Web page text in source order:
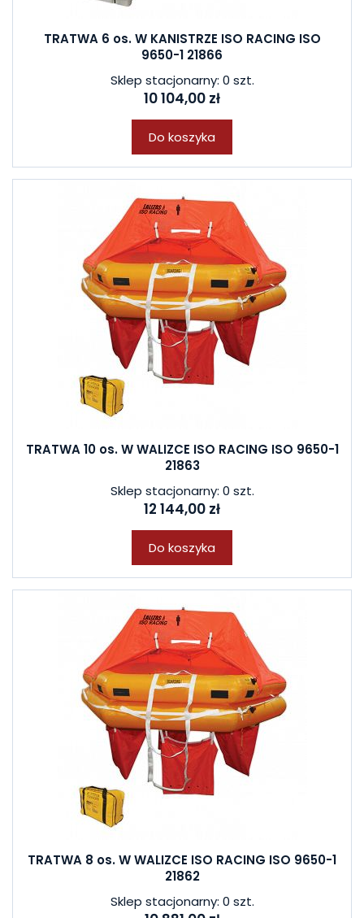
TRATWA 6 os. W KANISTRZE ISO RACING ISO
9650-1 21866
Sklep stacjonarny: 0 szt.
10 104,00 zł
Do koszyka
TRATWA 10 os. W WALIZCE ISO RACING ISO 9650-1
21863
Sklep stacjonarny: 0 szt.
12 144,00 zł
Do koszyka
TRATWA 8 os. W WALIZCE ISO RACING ISO 9650-1
21862
Sklep stacjonarny: 0 szt.